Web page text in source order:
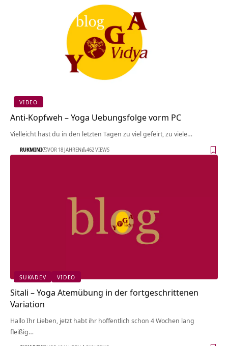
VIDEO
Anti-Kopfweh – Yoga Uebungsfolge vorm PC
Vielleicht hast du in den letzten Tagen zu viel gefeirt, zu viele…
RUKMINI VOR 18 JAHREN 462 VIEWS
SUKADEV VIDEO
Sitali – Yoga Atemübung in der fortgeschrittenen
Variation
Hallo Ihr Lieben, jetzt habt ihr hoffentlich schon 4 Wochen lang
fleißig…